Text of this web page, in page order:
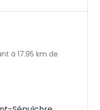
à 17.95 km de